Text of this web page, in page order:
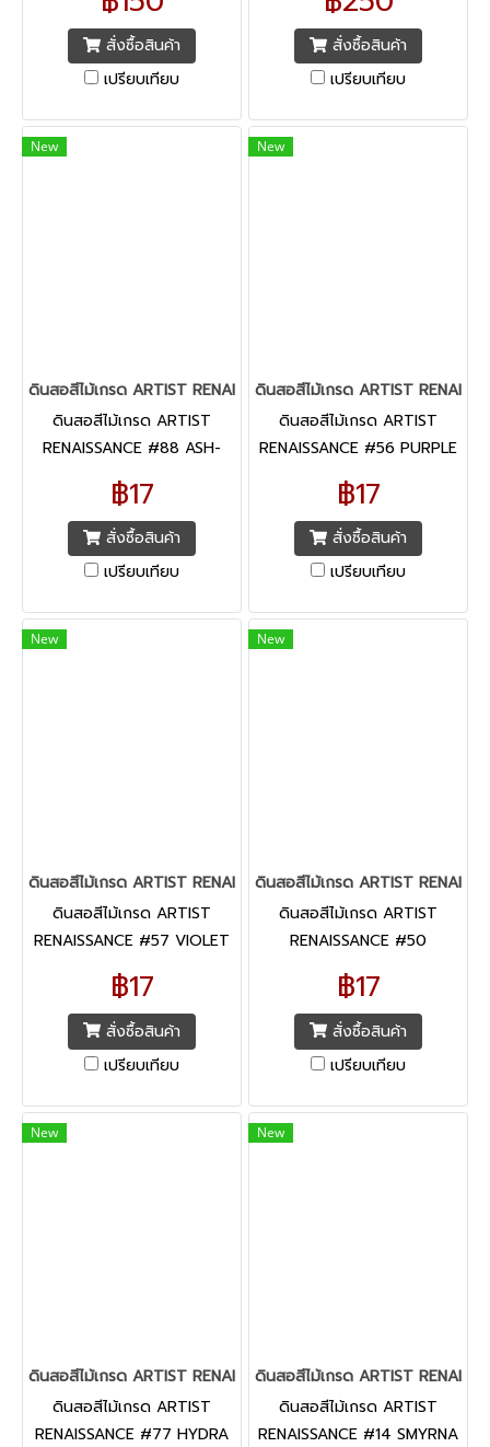
หยาบทั้งสองหน้า หนา 200
แกรม
สั่งซื้อสินค้า
เปรียบเทียบ
สั่งซื้อสินค้า
เปรียบเทียบ
New
ดินสอสีไม้เกรด ARTIST RENAISSANCE #88 ASH-GREY
ดินสอสีไม้เกรด ARTIST
RENAISSANCE #88 ASH-
GREY
฿17
สั่งซื้อสินค้า
เปรียบเทียบ
New
ดินสอสีไม้เกรด ARTIST
ดินสอสีไม้เกรด ARTIST
RENAISSANCE #56 PURPLE
VIOLET
฿17
สั่งซื้อสินค้า
เปรียบเทียบ
New
ดินสอสีไม้เกรด ARTIST RENAISSANCE #57 VIOLET
ดินสอสีไม้เกรด ARTIST
RENAISSANCE #57 VIOLET
฿17
สั่งซื้อสินค้า
เปรียบเทียบ
New
ดินสอสีไม้เกรด ARTIST
ดินสอสีไม้เกรด ARTIST
RENAISSANCE #50
ULTRAMARINE
฿17
สั่งซื้อสินค้า
เปรียบเทียบ
New
ดินสอสีไม้เกรด ARTIST RENAISSANCE #77 HYDRA BLUE
ดินสอสีไม้เกรด ARTIST
RENAISSANCE #77 HYDRA
New
ดินสอสีไม้เกรด ARTIST
ดินสอสีไม้เกรด ARTIST
RENAISSANCE #14 SMYRNA